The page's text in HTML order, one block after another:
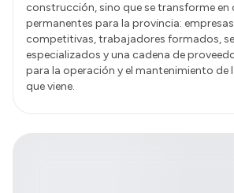
construcción, sino que se transforme en
permanentes para la provincia:
competitivas, trabajadores formados,
especializados y una cadena de
para la operación y el mantenimiento de
que viene.